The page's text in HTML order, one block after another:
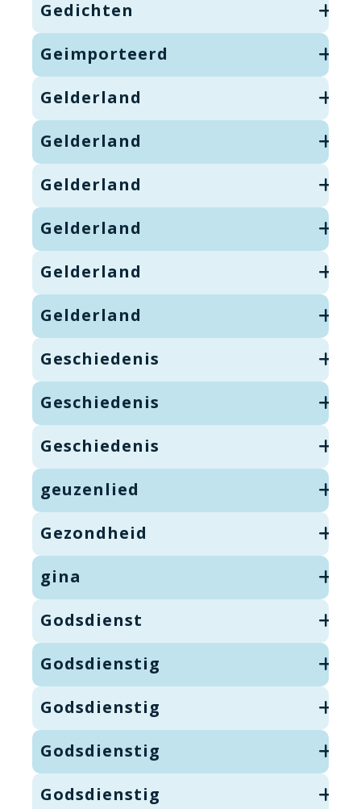
Gedichten
Geimporteerd
Gelderland
Gelderland
Gelderland
Gelderland
Gelderland
Gelderland
Geschiedenis
Geschiedenis
Geschiedenis
geuzenlied
Gezondheid
gina
Godsdienst
Godsdienstig
Godsdienstig
Godsdienstig
Godsdienstig